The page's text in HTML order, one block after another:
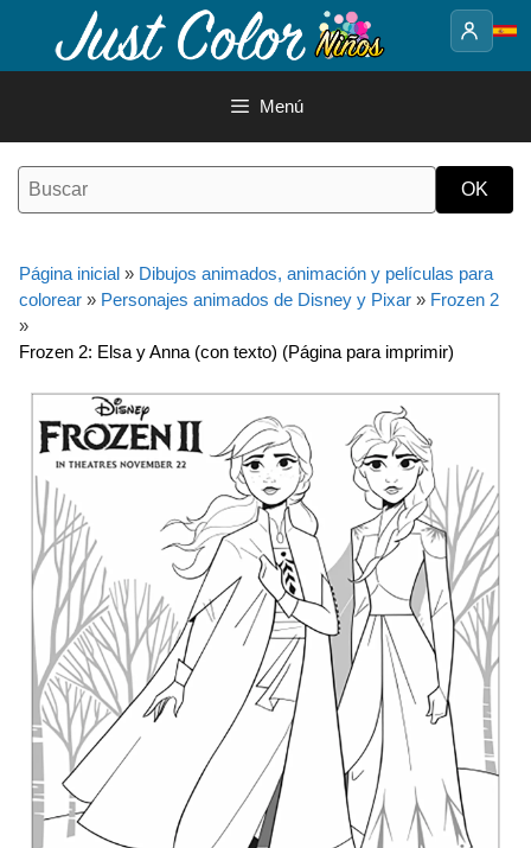
contenido
Menú
Página inicial » Dibujos animados, animación y películas para
colorear » Personajes animados de Disney y Pixar » Frozen 2
»
Frozen 2: Elsa y Anna (con texto) (Página para imprimir)